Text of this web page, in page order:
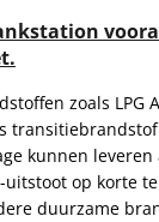
zoals LPG
kunnen leveren
uitstoot op korte
duurzame